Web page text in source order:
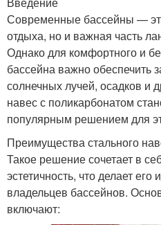
Современные бассейны —
отдыха, но и важная часть
Однако для комфортного и
бассейна важно обеспечить
солнечных лучей, осадков и
навес с поликарбонатом
популярным решением для
Преимущества стального
Такое решение сочетает в
эстетичность, что делает
владельцев бассейнов.
включают: